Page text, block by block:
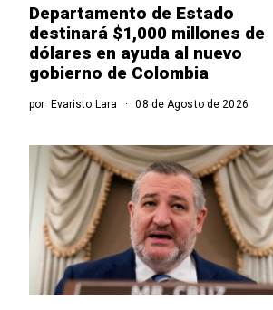
Departamento de Estado
destinará $1,000 millones de
dólares en ayuda al nuevo
gobierno de Colombia
por Evaristo Lara 08 de Agosto de 2026